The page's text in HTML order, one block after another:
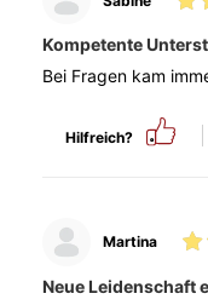
Kompetente
Bei Fragen kam
Hilfreich?
Martina
Neue Leidenschaft